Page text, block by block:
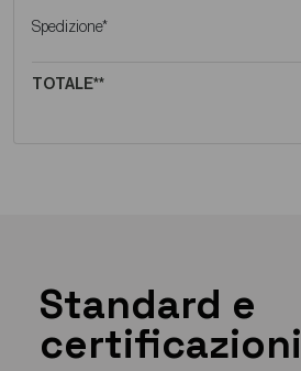
Spedizione*
TOTALE**
Standard e
certificazioni